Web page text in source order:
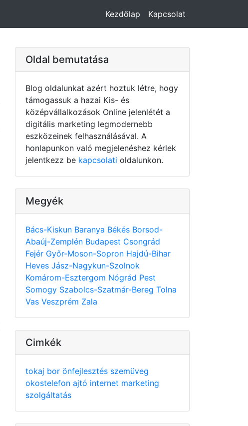
Kezdőlap Kapcsolat
Oldal bemutatása
Blog oldalunkat azért hoztuk létre, hogy
támogassuk a hazai Kis- és
középvállalkozások Online jelenlétét a
digitális marketing legmodernebb
eszközeinek felhasználásával. A
honlapunkon való megjelenéshez kérlek
jelentkezz be kapcsolati oldalunkon.
Megyék
Bács-Kiskun Baranya Békés Borsod-
Abaúj-Zemplén Budapest Csongrád
Fejér Győr-Moson-Sopron Hajdú-Bihar
Heves Jász-Nagykun-Szolnok
Komárom-Esztergom Nógrád Pest
Somogy Szabolcs-Szatmár-Bereg Tolna
Vas Veszprém Zala
Cimkék
tokaj bor önfejlesztés szemüveg
okostelefon ajtó internet marketing
szolgáltatás